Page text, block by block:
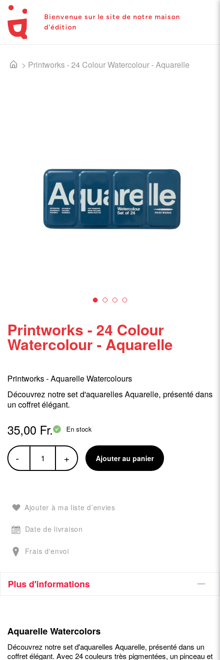
Bienvenue sur le site de notre maison
d'édition
> Printworks - 24 Colour Watercolour - Aquarelle
Printworks - 24 Colour
Watercolour - Aquarelle
Printworks - Aquarelle Watercolours
Découvrez notre set d'aquarelles Aquarelle, présenté dans
un coffret élégant.
35,00 Fr. En stock
- + Ajouter au panier
Ajouter à ma liste d’envies
Date de livraison
Frais d'envoi
Plus d'informations
Aquarelle Watercolors
Découvrez notre set d'aquarelles Aquarelle, présenté dans un
coffret élégant. Avec 24 couleurs très pigmentées, un pinceau et